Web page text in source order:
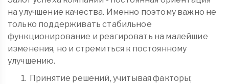
на улучшение качества. Именно поэтому важно не
только поддерживать стабильное
функционирование и реагировать на малейшие
изменения, но и стремиться к постоянному
улучшению.
Принятие решений, учитывая факторы;